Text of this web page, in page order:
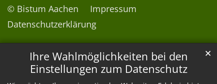
Ihre Wahlmöglichkeiten bei den
Einstellungen zum Datenschutz
✕
© Bistum Aachen
Impressum
Datenschutzerklärung